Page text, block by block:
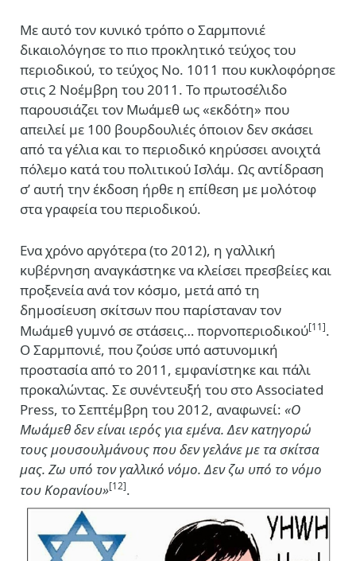
Με αυτό τον κυνικό τρόπο ο Σαρμπονιέ
δικαιολόγησε το πιο προκλητικό τεύχος του
περιοδικού, το τεύχος Νο. 1011 που κυκλοφόρησε
στις 2 Νοέμβρη του 2011. Το πρωτοσέλιδο
παρουσιάζει τον Μωάμεθ ως «εκδότη» που
απειλεί με 100 βουρδουλιές όποιον δεν σκάσει
από τα γέλια και το περιοδικό κηρύσσει ανοιχτά
πόλεμο κατά του πολιτικού Ισλάμ. Ως αντίδραση
σ’ αυτή την έκδοση ήρθε η επίθεση με μολότοφ
στα γραφεία του περιοδικού.
Ενα χρόνο αργότερα (το 2012), η γαλλική
κυβέρνηση αναγκάστηκε να κλείσει πρεσβείες και
προξενεία ανά τον κόσμο, μετά από τη
δημοσίευση σκίτσων που παρίσταναν τον
Μωάμεθ γυμνό σε στάσεις… πορνοπεριοδικού[11].
Ο Σαρμπονιέ, που ζούσε υπό αστυνομική
προστασία από το 2011, εμφανίστηκε και πάλι
προκαλώντας. Σε συνέντευξή του στο Associated
Press, το Σεπτέμβρη του 2012, αναφωνεί: «Ο
Μωάμεθ δεν είναι ιερός για εμένα. Δεν κατηγορώ
τους μουσουλμάνους που δεν γελάνε με τα σκίτσα
μας. Ζω υπό τον γαλλικό νόμο. Δεν ζω υπό το νόμο
του Κορανίου»[12].